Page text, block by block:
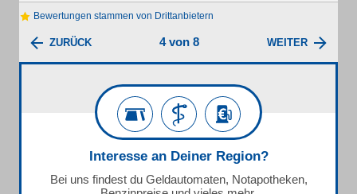
Bewertungen stammen von Drittanbietern
ZURÜCK 4 von 8 WEITER
Interesse an Deiner Region?
Bei uns findest du Geldautomaten, Notapotheken,